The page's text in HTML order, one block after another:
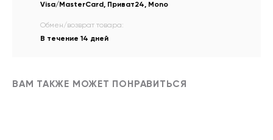
Visa/MasterCard, Приват24, Mono
Обмен/возврат товара:
В течение 14 дней
ВАМ ТАКЖЕ МОЖЕТ ПОНРАВИТЬСЯ